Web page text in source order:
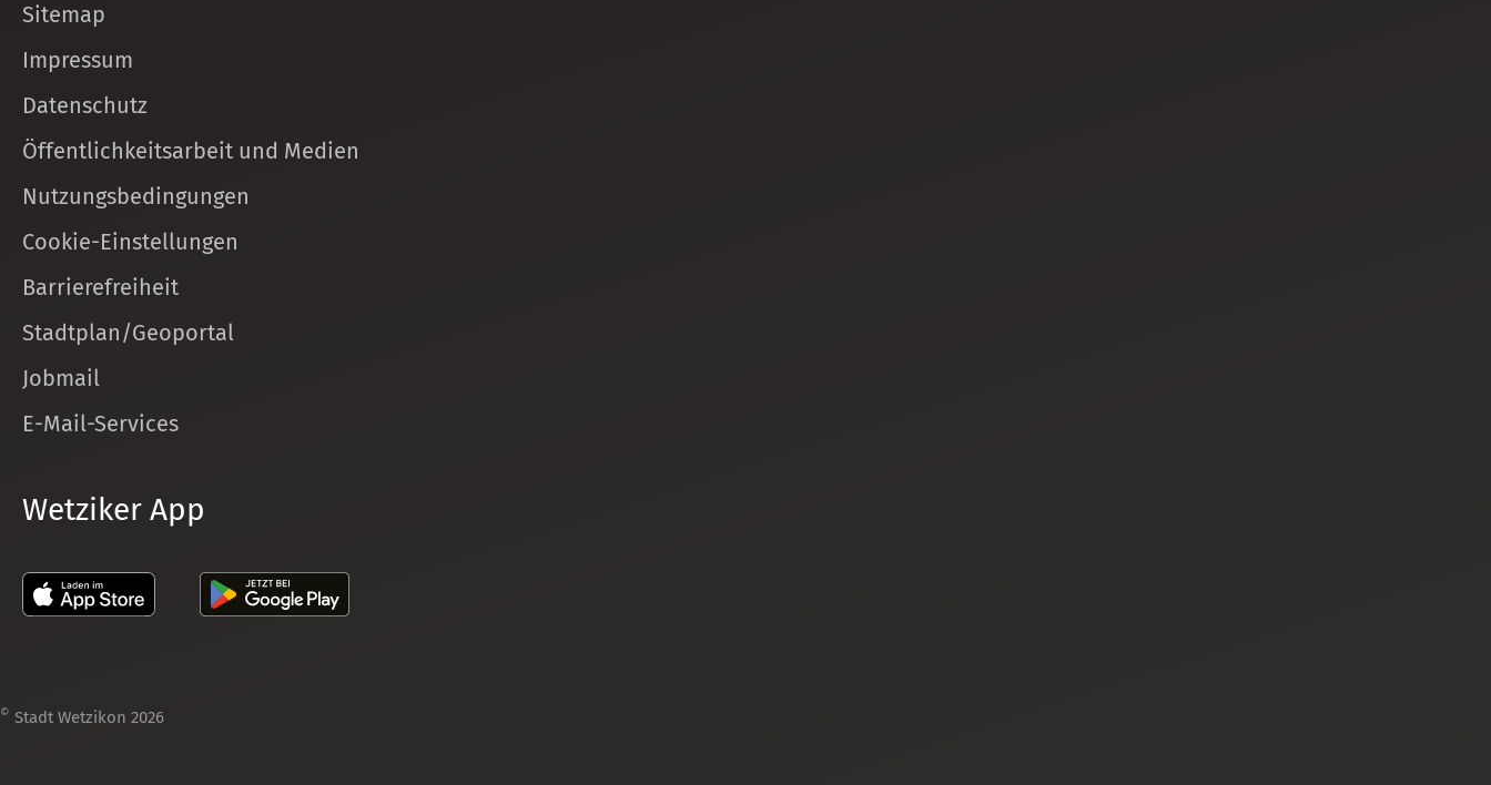
Sitemap
Impressum
Datenschutz
Öffentlichkeitsarbeit und Medien
Nutzungsbedingungen
Cookie-Einstellungen
Barrierefreiheit
Stadtplan/Geoportal
Jobmail
E-Mail-Services
Wetziker App
© Stadt Wetzikon 2026